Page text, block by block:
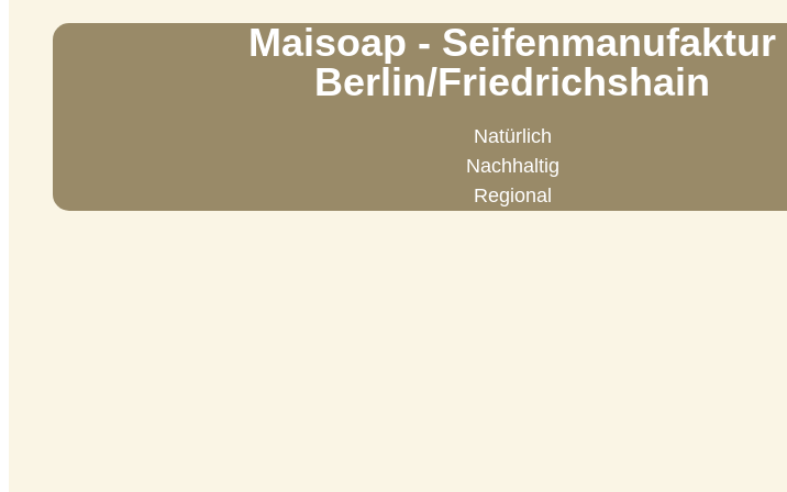
Maisoap - Seifenmanufaktur
Berlin/Friedrichshain
Natürlich
Nachhaltig
Regional